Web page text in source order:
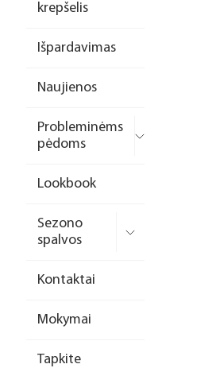
krepšelis
Išpardavimas
Naujienos
Probleminėms
pėdoms
Lookbook
Sezono
spalvos
Kontaktai
Mokymai
Tapkite